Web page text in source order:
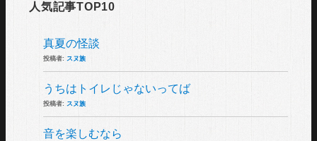
人気記事TOP10
真夏の怪談
投稿者:スヌ族
うちはトイレじゃないってば
投稿者:スヌ族
音を楽しむなら